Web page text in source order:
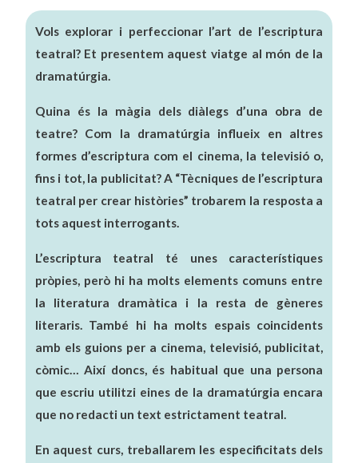
Vols explorar i perfeccionar l’art de l’escriptura
teatral? Et presentem aquest viatge al món de la
dramatúrgia.
Quina és la màgia dels diàlegs d’una obra de
teatre? Com la dramatúrgia influeix en altres
formes d’escriptura com el cinema, la televisió o,
fins i tot, la publicitat? A “Tècniques de l’escriptura
teatral per crear històries” trobarem la resposta a
tots aquest interrogants.
L’escriptura teatral té unes característiques
pròpies, però hi ha molts elements comuns entre
la literatura dramàtica i la resta de gèneres
literaris. També hi ha molts espais coincidents
amb els guions per a cinema, televisió, publicitat,
còmic… Així doncs, és habitual que una persona
que escriu utilitzi eines de la dramatúrgia encara
que no redacti un text estrictament teatral.
En aquest curs, treballarem les especificitats dels